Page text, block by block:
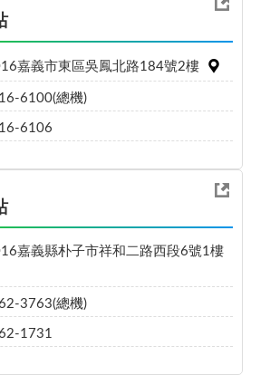
嘉義市東區吳鳳北路184號2樓
6100(總機)
6106
嘉義縣朴子市祥和二路西段6號1樓
3763(總機)
1731